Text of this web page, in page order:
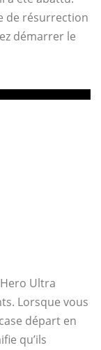
de résurrection
démarrer le
Ultra
Lorsque vous
départ en
qu’ils